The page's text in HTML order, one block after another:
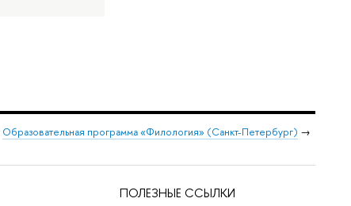
Образовательная программа «Филология» (Санкт-Петербург) →
ПОЛЕЗНЫЕ ССЫЛКИ